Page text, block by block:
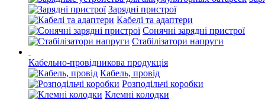
Зарядні пристрої
Кабелі та адаптери
Сонячні зарядні пристрої
Стабілізатори напруги
Кабельно-провідникова продукція
Кабель, провід
Розподільчі коробки
Клемні колодки